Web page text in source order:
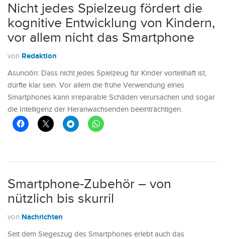
Nicht jedes Spielzeug fördert die
kognitive Entwicklung von Kindern,
vor allem nicht das Smartphone
von Redaktion
Asunción: Dass nicht jedes Spielzeug für Kinder vorteilhaft ist,
dürfte klar sein. Vor allem die frühe Verwendung eines
Smartphones kann irreparable Schäden verursachen und sogar
die Intelligenz der Heranwachsenden beeinträchtigen.
Smartphone-Zubehör – von
nützlich bis skurril
von Nachrichten
Seit dem Siegeszug des Smartphones erlebt auch das